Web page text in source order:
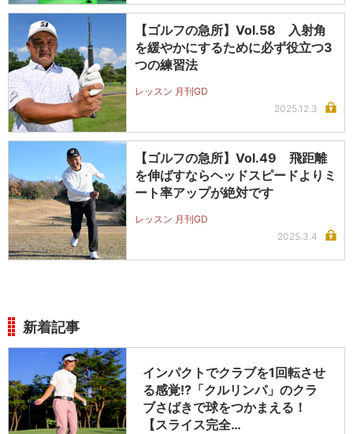
【ゴルフの急所】Vol.58 入射角
を緩やかにするために必ず役立つ3
つの練習法
レッスン 月刊GD
2025.12.3
【ゴルフの急所】Vol.49 飛距離
を伸ばすならヘッドスピードよりミ
ート率アップが絶対です
レッスン 月刊GD
2025.3.4
新着記事
インパクトでクラブを1回転させ
る感覚!?「クルリンパ」のクラ
ブさばきで球をつかまえる！
【スライス完全…